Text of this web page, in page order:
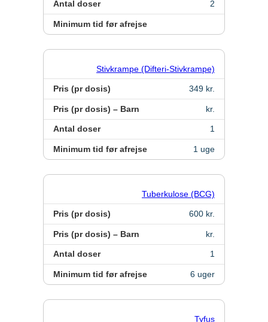
Antal doser 2
Minimum tid før afrejse
Stivkrampe (Difteri-Stivkrampe)
Pris (pr dosis) 349 kr.
Pris (pr dosis) – Barn kr.
Antal doser 1
Minimum tid før afrejse 1 uge
Tuberkulose (BCG)
Pris (pr dosis) 600 kr.
Pris (pr dosis) – Barn kr.
Antal doser 1
Minimum tid før afrejse 6 uger
Tyfus